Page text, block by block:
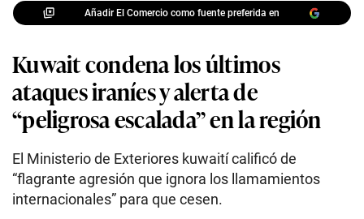
Añadir El Comercio como fuente preferida en
Kuwait condena los últimos
ataques iraníes y alerta de
“peligrosa escalada” en la región
El Ministerio de Exteriores kuwaití calificó de
“flagrante agresión que ignora los llamamientos
internacionales” para que cesen.